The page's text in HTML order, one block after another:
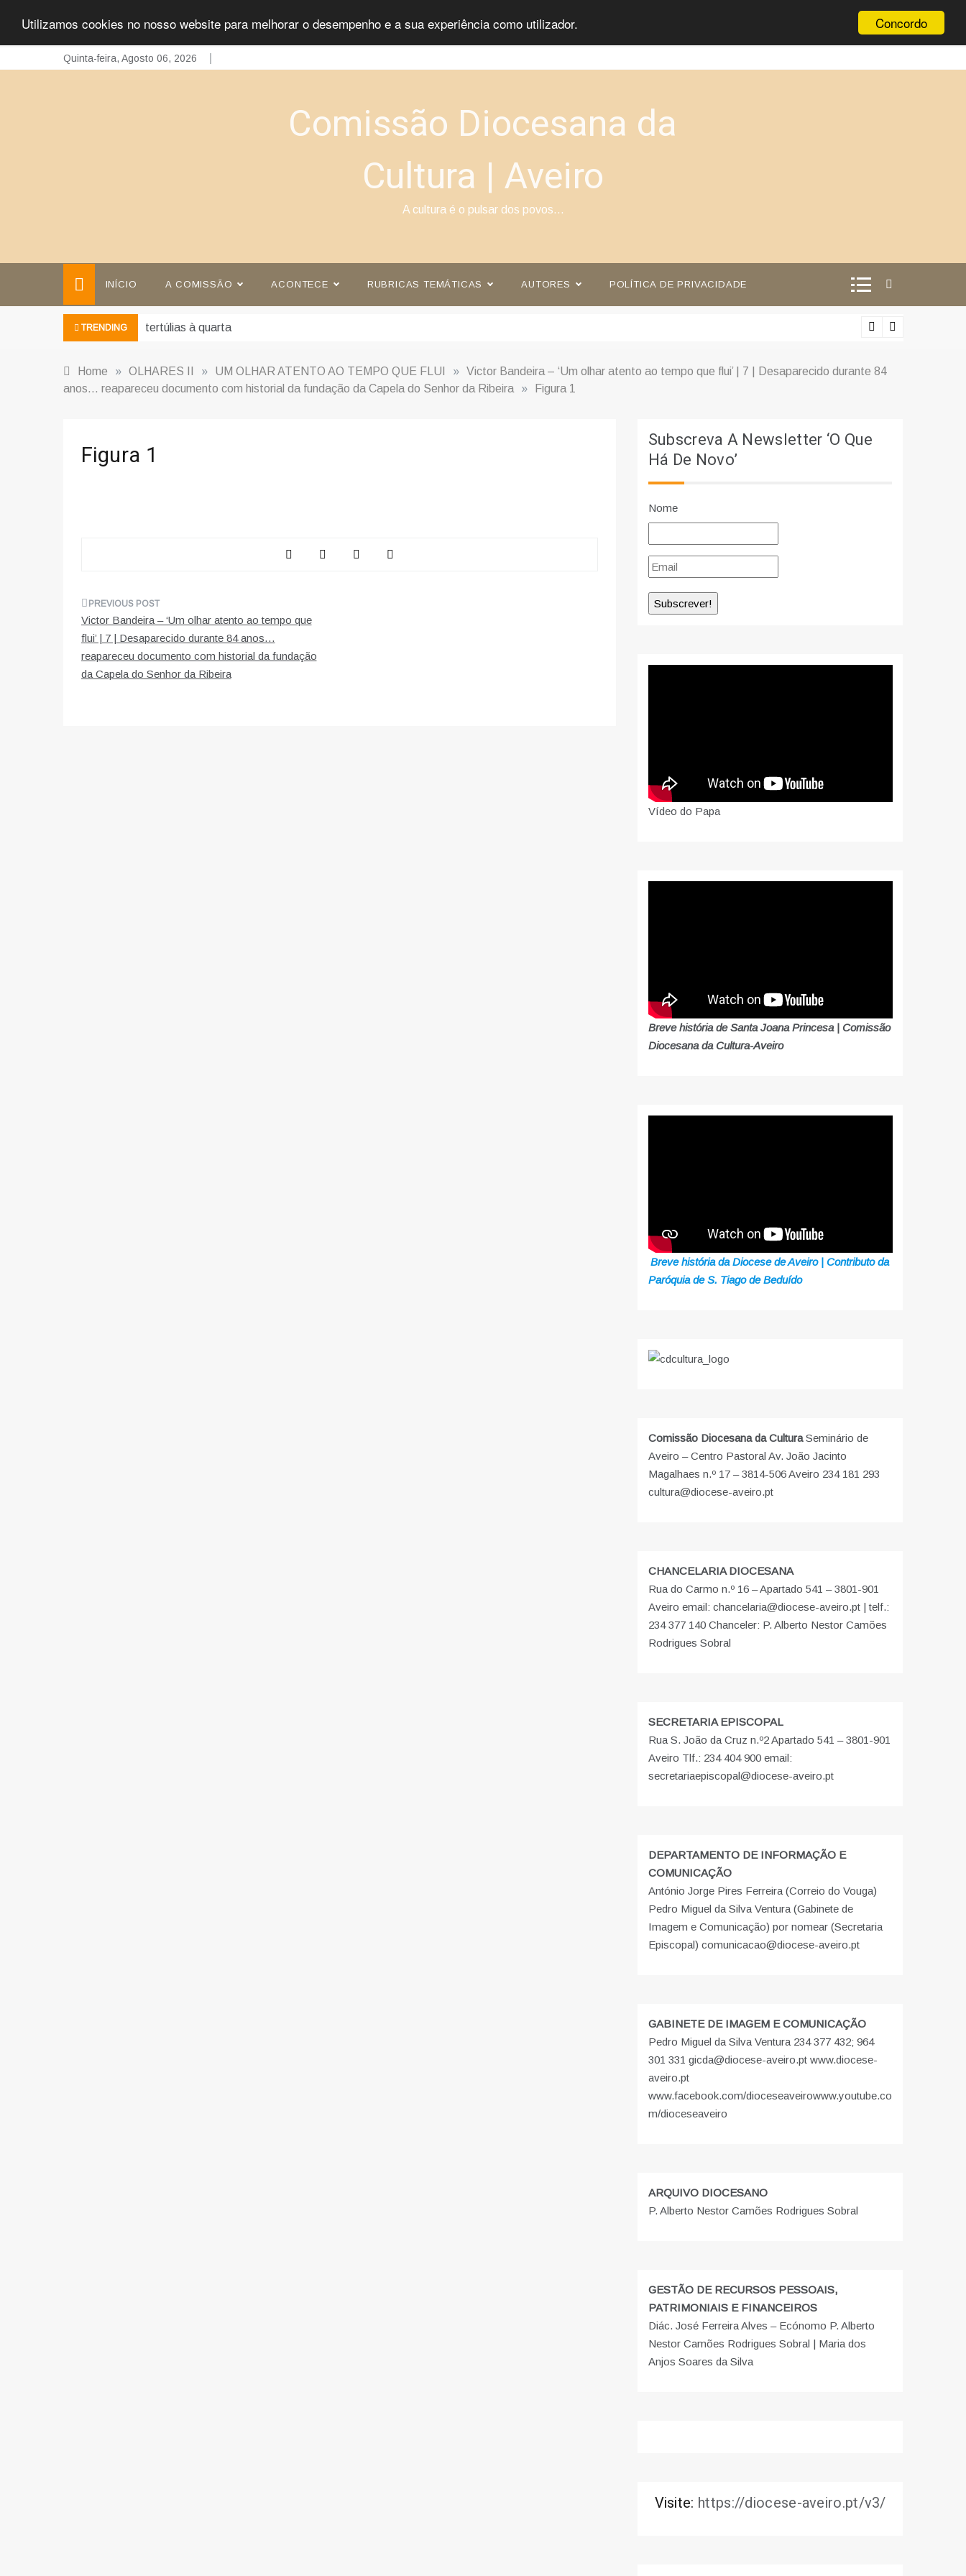
Concordo
Utilizamos cookies no nosso website para melhorar o desempenho e a sua experiência como utilizador.
to
Quinta-feira, Agosto 06, 2026
Comissão Diocesana da
Cultura | Aveiro
A cultura é o pulsar dos povos…
INÍCIO A COMISSÃO ACONTECE RUBRICAS TEMÁTICAS AUTORES POLÍTICA DE PRIVACIDADE
TRENDING tertúlias à quarta
Home » OLHARES II » UM OLHAR ATENTO AO TEMPO QUE FLUI »
Victor Bandeira – ‘Um olhar atento ao tempo que flui’ | 7 | Desaparecido durante 84
anos… reapareceu documento com historial da fundação da Capela do Senhor da Ribeira
» Figura 1
Figura 1
Navegação
de
artigos
Victor Bandeira – ‘Um olhar atento ao tempo que
flui’ | 7 | Desaparecido durante 84 anos…
reapareceu documento com historial da fundação
da Capela do Senhor da Ribeira
Subscreva A Newsletter ‘O Que
Há De Novo’
Nome
Vídeo do Papa
Breve história de Santa Joana Princesa | Comissão
Diocesana da Cultura-Aveiro
Breve história da Diocese de Aveiro | Contributo da
Paróquia de S. Tiago de Beduído
Comissão Diocesana da CulturaSeminário de
Aveiro – Centro Pastoral Av. João Jacinto
Magalhaes n.º 17 – 3814-506 Aveiro 234 181 293
cultura@diocese-aveiro.pt
CHANCELARIA DIOCESANA
Rua do Carmo n.º 16 – Apartado 541 – 3801-901
Aveiro email: chancelaria@diocese-aveiro.pt | telf.:
234 377 140 Chanceler: P. Alberto Nestor Camões
Rodrigues Sobral
SECRETARIA EPISCOPAL
Rua S. João da Cruz n.º2 Apartado 541 – 3801-901
Aveiro Tlf.: 234 404 900 email:
secretariaepiscopal@diocese-aveiro.pt
DEPARTAMENTO DE INFORMAÇÃO E
COMUNICAÇÃO
António Jorge Pires Ferreira (Correio do Vouga)
Pedro Miguel da Silva Ventura (Gabinete de
Imagem e Comunicação) por nomear (Secretaria
Episcopal) comunicacao@diocese-aveiro.pt
GABINETE DE IMAGEM E COMUNICAÇÃO
Pedro Miguel da Silva Ventura 234 377 432; 964
301 331 gicda@diocese-aveiro.pt www.diocese-
aveiro.pt
www.facebook.com/dioceseaveirowww.youtube.co
m/dioceseaveiro
ARQUIVO DIOCESANO
P. Alberto Nestor Camões Rodrigues Sobral
GESTÃO DE RECURSOS PESSOAIS,
PATRIMONIAIS E FINANCEIROS
Diác. José Ferreira Alves – Ecónomo P. Alberto
Nestor Camões Rodrigues Sobral | Maria dos
Anjos Soares da Silva
Visite: https://diocese-aveiro.pt/v3/